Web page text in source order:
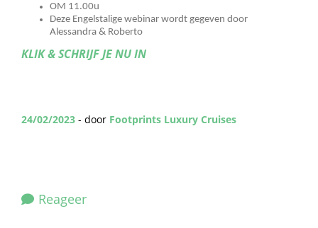
OM 11.00u
Deze Engelstalige webinar wordt gegeven door
Alessandra & Roberto
KLIK & SCHRIJF JE NU IN
24/02/2023 - door Footprints Luxury Cruises
Reageer